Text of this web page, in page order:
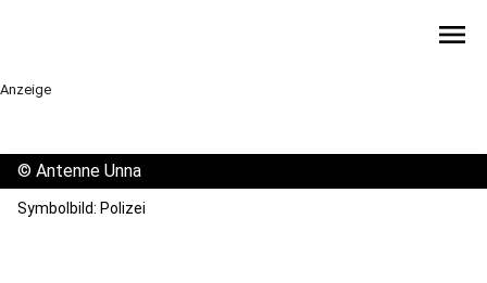
menu
Anzeige
© Antenne Unna
Symbolbild: Polizei